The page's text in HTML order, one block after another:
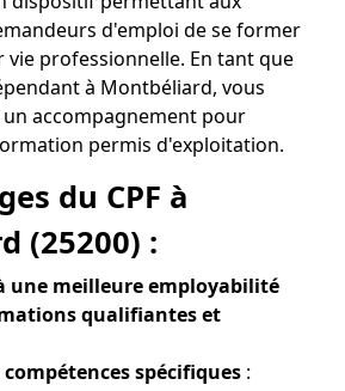
d'emploi de se former
professionnelle. En tant que
à Montbéliard, vous
accompagnement pour
permis d'exploitation.
du CPF à
(25200) :
une meilleure employabilité
qualifiantes et
spécifiques :